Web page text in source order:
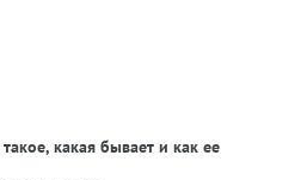
какая бывает и как ее